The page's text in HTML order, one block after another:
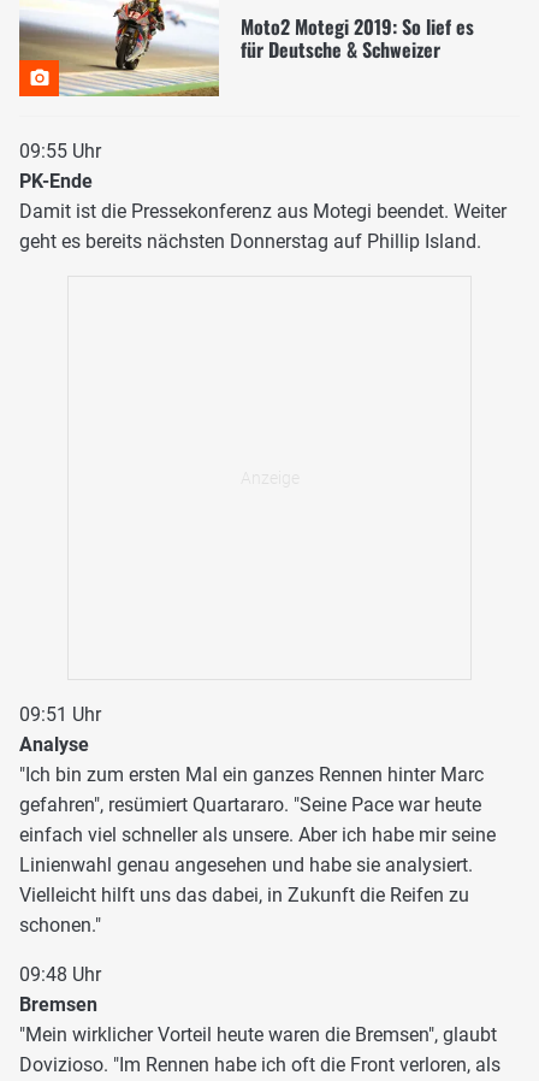
Moto2 Motegi 2019: So lief es
für Deutsche & Schweizer
09:55 Uhr
PK-Ende
Damit ist die Pressekonferenz aus Motegi beendet. Weiter
geht es bereits nächsten Donnerstag auf Phillip Island.
09:51 Uhr
Analyse
"Ich bin zum ersten Mal ein ganzes Rennen hinter Marc
gefahren", resümiert Quartararo. "Seine Pace war heute
einfach viel schneller als unsere. Aber ich habe mir seine
Linienwahl genau angesehen und habe sie analysiert.
Vielleicht hilft uns das dabei, in Zukunft die Reifen zu
schonen."
09:48 Uhr
Bremsen
"Mein wirklicher Vorteil heute waren die Bremsen", glaubt
Dovizioso. "Im Rennen habe ich oft die Front verloren, als